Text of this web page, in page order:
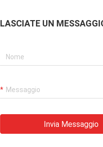
LASCIATE UN
Invia Messaggio